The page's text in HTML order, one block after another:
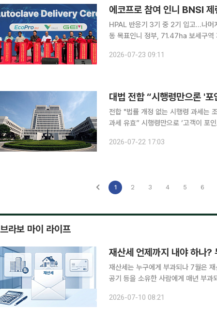
에코프로 참여 인니 BNSI
HPAL 반응기 3기 중 2기 입고…나머
동 목표인니 정부, 71.47㏊ 보세구역 지정…통관·세제
있다. 23일 에코프로는 인도네시아
2026-07-23 09:11
대법 전합 “시행령만으론 '
전합 "법률 개정 없는 시행령 과세는
과세 유효” 시행령만으로 ‘고객이 포인트로 결제한 금액’에 부가가치세를 부과한 것은 무효라는 대
다는 취지다. 22일 오후 대법
2026-07-22 17:03
1 2 3 4 5 6
브라보 마이 라이프
재산세 언제까지 내야 하나?
재산세는 누구에게 부과되나 7월은 재산세 납부의 달이다. 재산세는 주택과 토지, 건축물, 선박, 항
공기 등을 소유한 사람에게 매년 부
세 대상자는 주택분 재산세가 20만
2026-07-10 08:21